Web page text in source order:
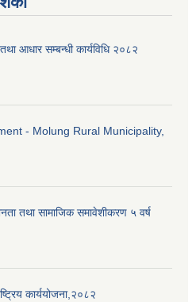
आधार सम्बन्धी कार्यविधि २०८२
- Molung Rural Municipality,
तथा सामाजिक समावेशीकरण ५ वर्ष
कार्ययोजना,२०८२